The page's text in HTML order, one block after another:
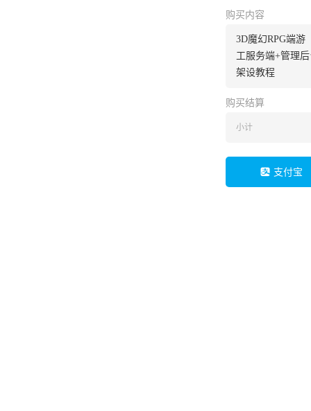
购买内容
3D魔幻RPG端游
工服务端+管理
架设教程
购买结算
小计
支付宝